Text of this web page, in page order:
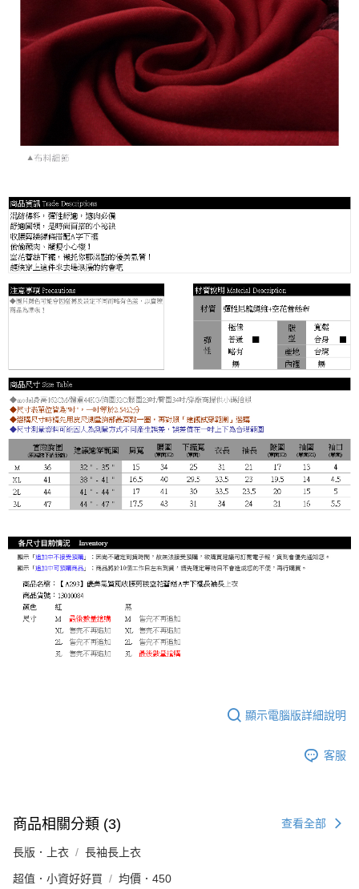
顯示電腦版詳細說明
客服
商品相關分類 (3) 查看全部
長版．上衣 長袖長上衣
超值．小資好好買 均價．450